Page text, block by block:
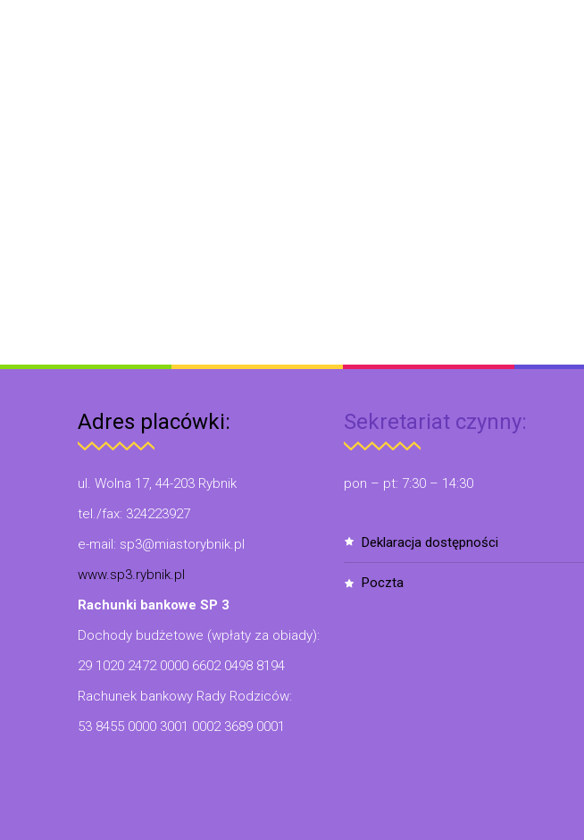
Adres placówki:
ul. Wolna 17, 44-203 Rybnik
tel./fax: 324223927
e-mail: sp3@miastorybnik.pl
www.sp3.rybnik.pl
Rachunki bankowe SP 3
Dochody budżetowe (wpłaty za obiady):
29 1020 2472 0000 6602 0498 8194
Rachunek bankowy Rady Rodziców:
53 8455 0000 3001 0002 3689 0001
Sekretariat czynny:
pon – pt: 7:30 – 14:30
deklaracja dostępności
poczta